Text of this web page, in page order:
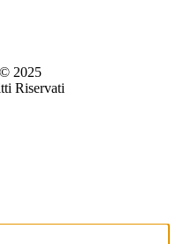
2025
Riservati